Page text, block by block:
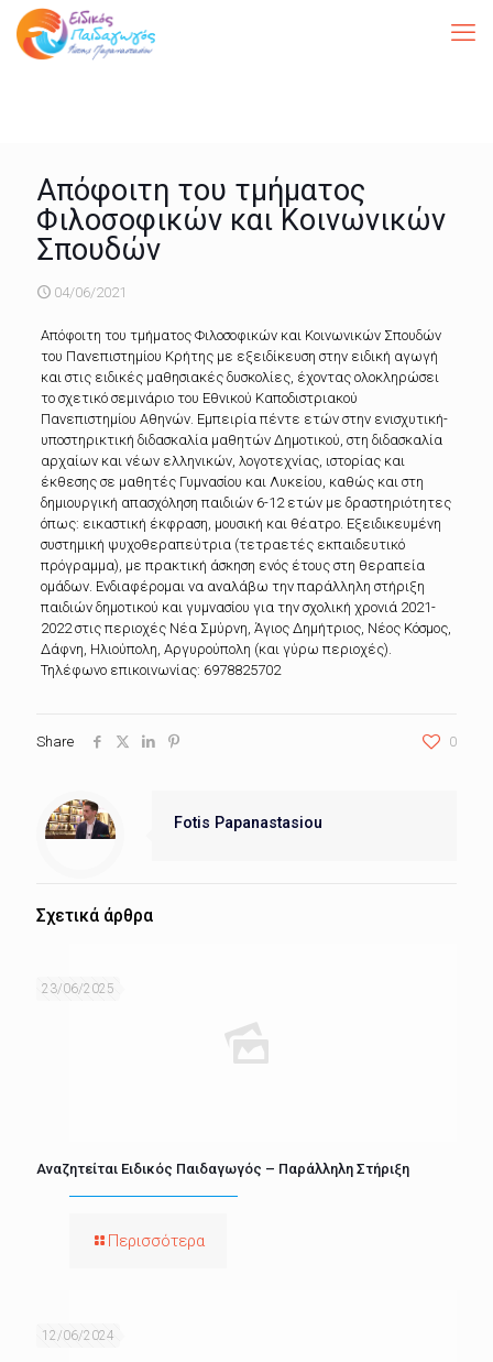
Απόφοιτη του τμήματος
Φιλοσοφικών και Κοινωνικών
Σπουδών
04/06/2021
Απόφοιτη του τμήματος Φιλοσοφικών και Κοινωνικών Σπουδών
του Πανεπιστημίου Κρήτης με εξειδίκευση στην ειδική αγωγή
και στις ειδικές μαθησιακές δυσκολίες, έχοντας ολοκληρώσει
το σχετικό σεμινάριο του Εθνικού Καποδιστριακού
Πανεπιστημίου Αθηνών. Εμπειρία πέντε ετών στην ενισχυτική-
υποστηρικτική διδασκαλία μαθητών Δημοτικού, στη διδασκαλία
αρχαίων και νέων ελληνικών, λογοτεχνίας, ιστορίας και
έκθεσης σε μαθητές Γυμνασίου και Λυκείου, καθώς και στη
δημιουργική απασχόληση παιδιών 6-12 ετών με δραστηριότητες
όπως: εικαστική έκφραση, μουσική και θέατρο. Εξειδικευμένη
συστημική ψυχοθεραπεύτρια (τετραετές εκπαιδευτικό
πρόγραμμα), με πρακτική άσκηση ενός έτους στη θεραπεία
ομάδων. Ενδιαφέρομαι να αναλάβω την παράλληλη στήριξη
παιδιών δημοτικού και γυμνασίου για την σχολική χρονιά 2021-
2022 στις περιοχές Νέα Σμύρνη, Άγιος Δημήτριος, Νέος Κόσμος,
Δάφνη, Ηλιούπολη, Αργυρούπολη (και γύρω περιοχές).
Τηλέφωνο επικοινωνίας: 6978825702
Share 0
Fotis Papanastasiou
Σχετικά άρθρα
23/06/2025
Αναζητείται Ειδικός Παιδαγωγός – Παράλληλη Στήριξη
Περισσότερα
12/06/2024